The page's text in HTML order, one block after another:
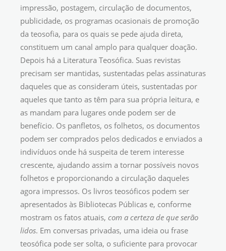
impressão, postagem, circulação de documentos,
publicidade, os programas ocasionais de promoção
da teosofia, para os quais se pede ajuda direta,
constituem um canal amplo para qualquer doação.
Depois há a Literatura Teosófica. Suas revistas
precisam ser mantidas, sustentadas pelas assinaturas
daqueles que as consideram úteis, sustentadas por
aqueles que tanto as têm para sua própria leitura, e
as mandam para lugares onde podem ser de
benefício. Os panfletos, os folhetos, os documentos
podem ser comprados pelos dedicados e enviados a
indivíduos onde há suspeita de terem interesse
crescente, ajudando assim a tornar possíveis novos
folhetos e proporcionando a circulação daqueles
agora impressos. Os livros teosóficos podem ser
apresentados às Bibliotecas Públicas e, conforme
mostram os fatos atuais, com a certeza de que serão
lidos. Em conversas privadas, uma ideia ou frase
teosófica pode ser solta, o suficiente para provocar